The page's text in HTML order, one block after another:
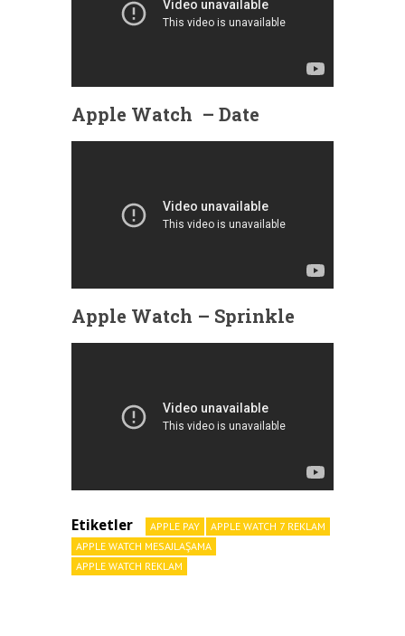
Apple Watch – Date
Apple Watch – Sprinkle
Etiketler APPLE PAY
APPLE WATCH 7 REKLAM
APPLE WATCH MESAJLAŞAMA
APPLE WATCH REKLAM